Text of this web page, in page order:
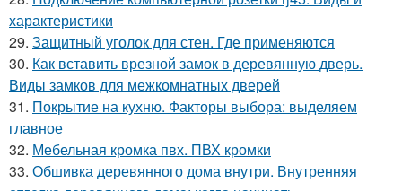
характеристики
29. Защитный уголок для стен. Где применяются
30. Как вставить врезной замок в деревянную дверь.
Виды замков для межкомнатных дверей
31. Покрытие на кухню. Факторы выбора: выделяем
главное
32. Мебельная кромка пвх. ПВХ кромки
33. Обшивка деревянного дома внутри. Внутренняя